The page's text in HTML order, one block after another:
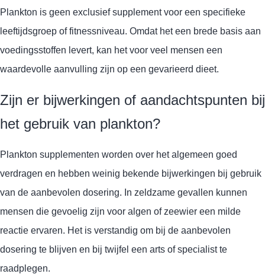
Plankton is geen exclusief supplement voor een specifieke
leeftijdsgroep of fitnessniveau. Omdat het een brede basis aan
voedingsstoffen levert, kan het voor veel mensen een
waardevolle aanvulling zijn op een gevarieerd dieet.
Zijn er bijwerkingen of aandachtspunten bij
het gebruik van plankton?
Plankton supplementen worden over het algemeen goed
verdragen en hebben weinig bekende bijwerkingen bij gebruik
van de aanbevolen dosering. In zeldzame gevallen kunnen
mensen die gevoelig zijn voor algen of zeewier een milde
reactie ervaren. Het is verstandig om bij de aanbevolen
dosering te blijven en bij twijfel een arts of specialist te
raadplegen.